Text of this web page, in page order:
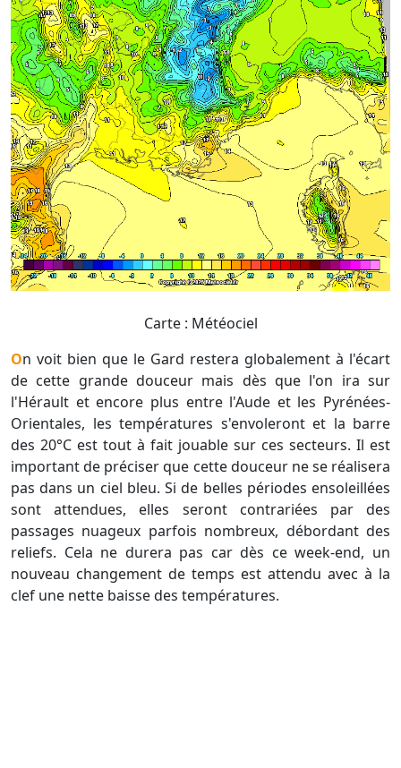
Carte : Météociel
On voit bien que le Gard restera globalement à l'écart
de cette grande douceur mais dès que l'on ira sur
l'Hérault et encore plus entre l'Aude et les Pyrénées-
Orientales, les températures s'envoleront et la barre
des 20°C est tout à fait jouable sur ces secteurs. Il est
important de préciser que cette douceur ne se réalisera
pas dans un ciel bleu. Si de belles périodes ensoleillées
sont attendues, elles seront contrariées par des
passages nuageux parfois nombreux, débordant des
reliefs. Cela ne durera pas car dès ce week-end, un
nouveau changement de temps est attendu avec à la
clef une nette baisse des températures.